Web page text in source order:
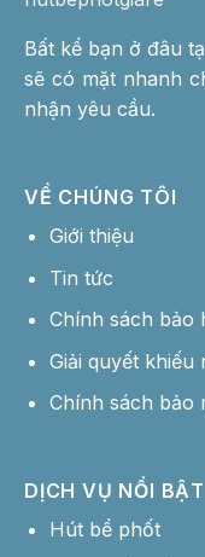
Bất kể bạn ở đâu
sẽ có mặt nhanh
nhận yêu cầu.
VỀ CHÚNG TÔI
Giới thiệu
Tin tức
Chính sách bảo
Giải quyết khiếu
Chính sách bảo
DỊCH VỤ NỔI BẬT
Hút bể phốt